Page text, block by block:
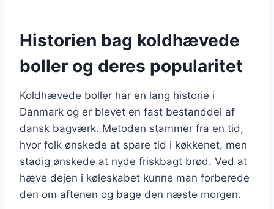
Historien bag koldhævede
boller og deres popularitet
Koldhævede boller har en lang historie i
Danmark og er blevet en fast bestanddel af
dansk bagværk. Metoden stammer fra en tid,
hvor folk ønskede at spare tid i køkkenet, men
stadig ønskede at nyde friskbagt brød. Ved at
hæve dejen i køleskabet kunne man forberede
den om aftenen og bage den næste morgen.